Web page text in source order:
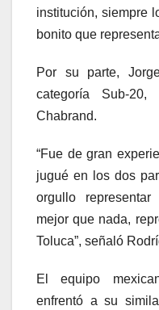
institución, siempre
bonito que
Por su parte,
categoría Sub-
Chabrand.
“Fue de gran
jugué en los dos
orgullo
mejor que nada,
Toluca”, señaló
El equipo
enfrentó a su